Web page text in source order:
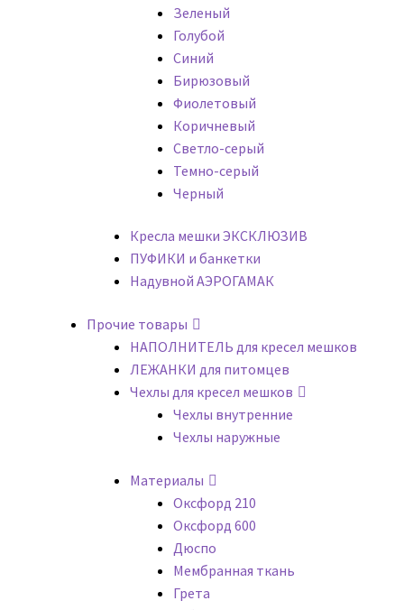
Зеленый
Голубой
Синий
Бирюзовый
Фиолетовый
Коричневый
Светло-серый
Темно-серый
Черный
Кресла мешки ЭКСКЛЮЗИВ
ПУФИКИ и банкетки
Надувной АЭРОГАМАК
Прочие товары
НАПОЛНИТЕЛЬ для кресел мешков
ЛЕЖАНКИ для питомцев
Чехлы для кресел мешков
Чехлы внутренние
Чехлы наружные
Материалы
Оксфорд 210
Оксфорд 600
Дюспо
Мембранная ткань
Грета